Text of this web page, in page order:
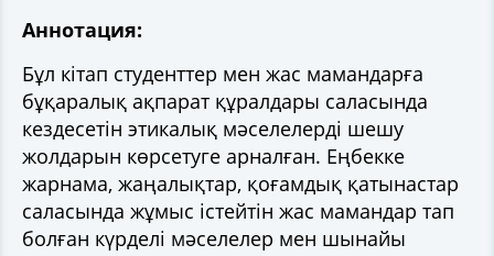
Аннотация:
Бұл кітап студенттер мен жас мамандарға
бұқаралық ақпарат құралдары саласында
кездесетін этикалық мәселелерді шешу
жолдарын көрсетуге арналған. Еңбекке
жарнама, жаңалықтар, қоғамдық қатынастар
саласында жұмыс істейтін жас мамандар тап
болған күрделі мәселелер мен шынайы